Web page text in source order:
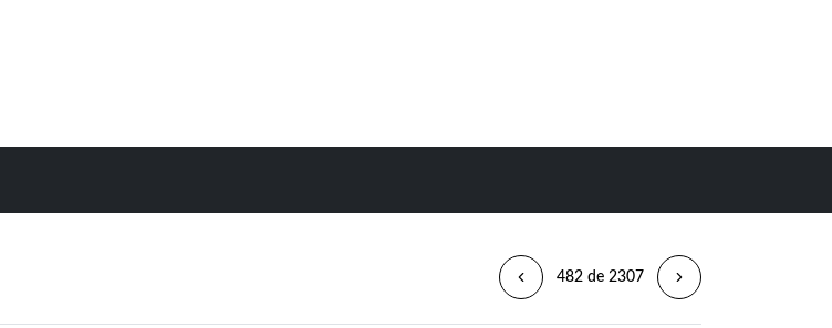
482 de 2307